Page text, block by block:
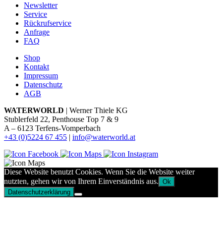
Newsletter
Service
Rückrufservice
Anfrage
FAQ
Shop
Kontakt
Impressum
Datenschutz
AGB
WATERWORLD | Werner Thiele KG
Stublerfeld 22, Penthouse Top 7 & 9
A – 6123 Terfens-Vomperbach
+43 (0)5224 67 455 | info@waterworld.at
Diese Website benutzt Cookies. Wenn Sie die Website weiter
nutzten, gehen wir von Ihrem Einverständnis aus. Ok
Datenschutzerklärung